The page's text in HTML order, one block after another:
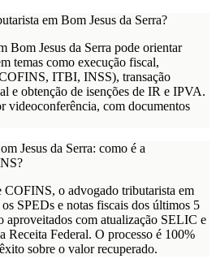
em Bom Jesus da Serra?
Bom Jesus da Serra pode orientar
temas como execução fiscal,
ITBI, INSS), transação
e obtenção de isenções de IR e IPVA.
videoconferência, com documentos
Jesus da Serra: como é a
COFINS, o advogado tributarista em
SPEDs e notas fiscais dos últimos 5
aproveitados com atualização SELIC e
Federal. O processo é 100%
sobre o valor recuperado.